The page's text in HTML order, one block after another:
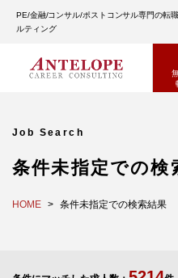
PE/金融/コンサル/ポストコンサル専門の転
ルティング
Job Search
条件未指定での検
HOME 条件未指定での検索結果